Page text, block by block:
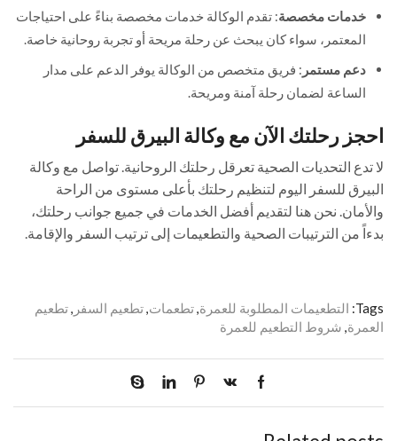
خدمات مخصصة: تقدم الوكالة خدمات مخصصة بناءً على احتياجات
المعتمر، سواء كان يبحث عن رحلة مريحة أو تجربة روحانية خاصة.
دعم مستمر : فريق متخصص من الوكالة يوفر الدعم على مدار
الساعة لضمان رحلة آمنة ومريحة.
احجز رحلتك الآن مع وكالة البيرق للسفر
لا تدع التحديات الصحية تعرقل رحلتك الروحانية. تواصل مع وكالة
البيرق للسفر اليوم لتنظيم رحلتك بأعلى مستوى من الراحة
والأمان. نحن هنا لتقديم أفضل الخدمات في جميع جوانب رحلتك،
بدءاً من الترتيبات الصحية والتطعيمات إلى ترتيب السفر والإقامة.
Tags: التطعيمات المطلوبة للعمرة,تطعمات,تطعيم السفر ,تطعيم
العمرة, شروط التطعيم للعمرة